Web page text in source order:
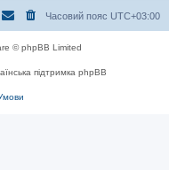
Часовий пояс UTC+03:00
© phpBB Limited
підтримка phpBB